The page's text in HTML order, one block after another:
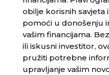
obilje korisnih savjeta
pomoći u donošenju
vašim financijama.
ili iskusni investitor,
pružiti potrebne
upravljanje vašim